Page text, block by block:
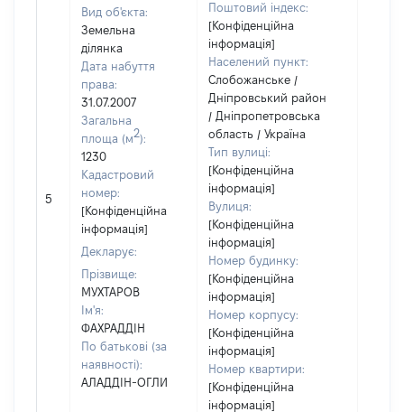
5
Вид об'єкта:
Земельна
ділянка
Дата набуття
права:
31.07.2007
Загальна
площа (м2):
1230
Кадастровий
номер:
[Конфіденційна
інформація]
Декларує:
Прізвище:
МУХТАРОВ
Ім'я:
ФАХРАДДІН
По батькові (за
наявності):
АЛАДДІН-ОГЛИ
Поштовий індекс:
[Конфіденційна
інформація]
Населений пункт:
Слобожанське /
Дніпровський район
/ Дніпропетровська
область / Україна
Тип вулиці:
[Конфіденційна
інформація]
Вулиця:
[Конфіденційна
інформація]
Номер будинку:
[Конфіденційна
інформація]
Номер корпусу:
[Конфіденційна
інформація]
Номер квартири:
[Конфіденційна
інформація]